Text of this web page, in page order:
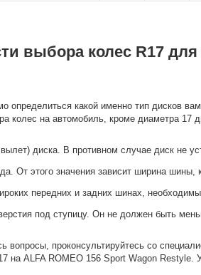
выбора колес R17 для
определиться какой именно тип дисков
колес на автомобиль, кроме диаметра
диска. В противном случае диск не
От этого значения зависит ширина шины,
передних и задних шинах,
под ступицу. Он не должен быть
вопросы, проконсультируйтесь со
на ALFA ROMEO 156 Sport Wagon